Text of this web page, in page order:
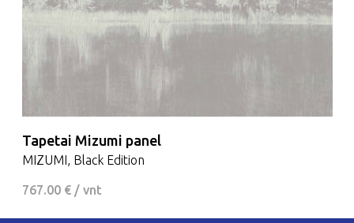
Tapetai Mizumi panel
MIZUMI, Black Edition
767.00 € / vnt